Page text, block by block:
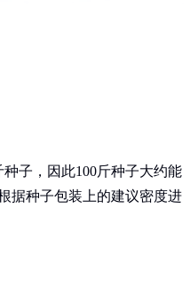
子，因此100斤种子大约能
据种子包装上的建议密度进